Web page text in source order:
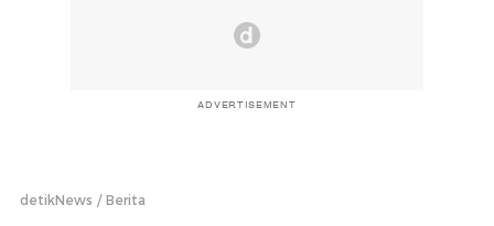
ADVERTISEMENT
detikNews Berita